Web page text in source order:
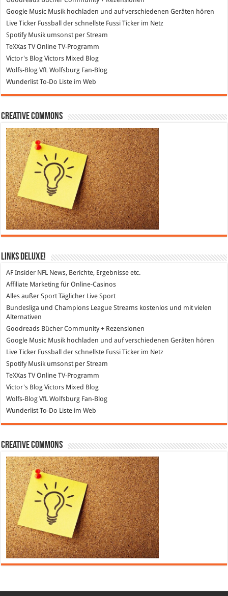
Google Music Musik hochladen und auf verschiedenen Geräten hören
Live Ticker Fussball
der schnellste Fussi Ticker im Netz
SpotifyMusik umsonst per Stream
TeXXas TVOnline TV-Programm
Victor's Blog Victors Mixed Blog
Wolfs-Blog VfL Wolfsburg Fan-Blog
WunderlistTo-Do Liste im Web
Creative Commons
Links DeLuXe!
AF Insider NFL News, Berichte, Ergebnisse etc.
Affiliate Marketing für Online-Casinos
Alles außer Sport Täglicher Live Sport
Bundesliga und Champions League Streams kostenlos und mit vielen
Alternativen
Goodreads Bücher Community + Rezensionen
Google Music Musik hochladen und auf verschiedenen Geräten hören
Live Ticker Fussball
der schnellste Fussi Ticker im Netz
SpotifyMusik umsonst per Stream
TeXXas TVOnline TV-Programm
Victor's Blog Victors Mixed Blog
Wolfs-Blog VfL Wolfsburg Fan-Blog
Wunderlist To-Do Liste im Web
Creative Commons